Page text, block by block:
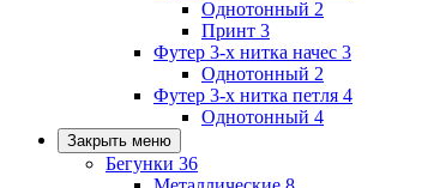
Однотонный 2
Принт 3
Футер 3-х нитка начес 3
Однотонный 2
Футер 3-х нитка петля 4
Однотонный 4
Закрыть меню
Бегунки 36